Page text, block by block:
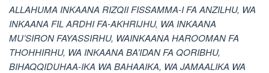
ALLAHUMA INKAANA RIZQII FISSAMMA-I FA ANZILHU, WA
INKAANA FIL ARDHI FA-AKHRIJHU, WA INKAANA
MU’SIRON FAYASSIRHU, WAINKAANA HAROOMAN FA
THOHHIRHU, WA INKAANA BA’IDAN FA QORIBHU,
BIHAQQIDUHAA-IKA WA BAHAAIKA, WA JAMAALIKA WA